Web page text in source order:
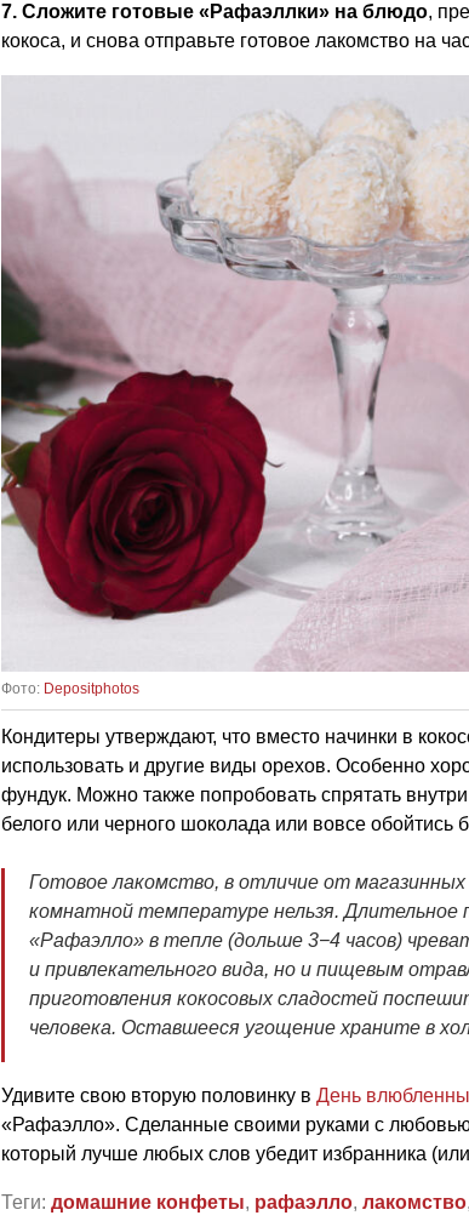
7. Сложите готовые «Рафаэллки» на блюдо,
кокоса, и снова отправьте готовое лакомство на
Фото: Depositphotos
Кондитеры утверждают, что вместо начинки в
использовать и другие виды орехов. Особенно
фундук. Можно также попробовать спрятать
белого или черного шоколада или вовсе обойтись
Готовое лакомство, в отличие от
комнатной температуре нельзя.
«Рафаэлло» в тепле (дольше 3−4 часов)
и привлекательного вида, но и пищевым
приготовления кокосовых сладостей
человека. Оставшееся угощение храните в
Удивите свою вторую половинку в День
«Рафаэлло». Сделанные своими руками с
который лучше любых слов убедит избранника
Теги: домашние конфеты, рафаэлло, лакомство,